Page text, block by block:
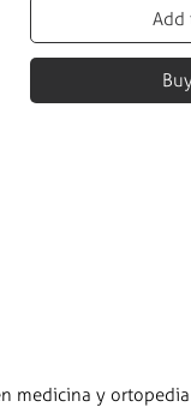
Add
medicina y